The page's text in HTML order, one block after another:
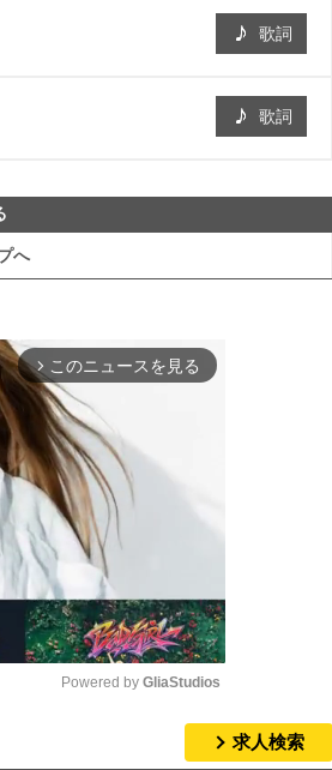
歌詞
歌詞
へ
arrow_forward_ios このニュースを見る
Powered by GliaStudios
求人検索